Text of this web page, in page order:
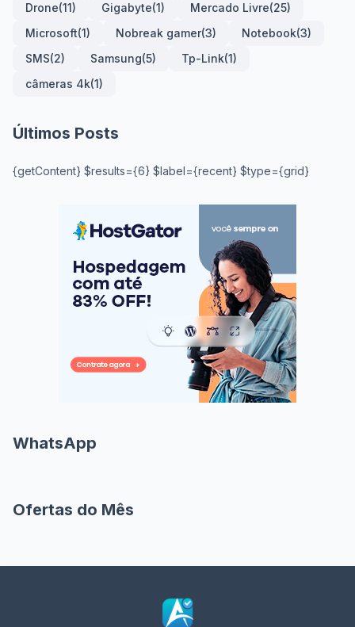
Drone(11) Gigabyte(1) Mercado Livre(25)
Microsoft(1) Nobreak gamer(3) Notebook(3)
SMS(2) Samsung(5) Tp-Link(1)
câmeras 4k(1)
Últimos Posts
{getContent} $results={6} $label={recent} $type={grid}
WhatsApp
Ofertas do Mês